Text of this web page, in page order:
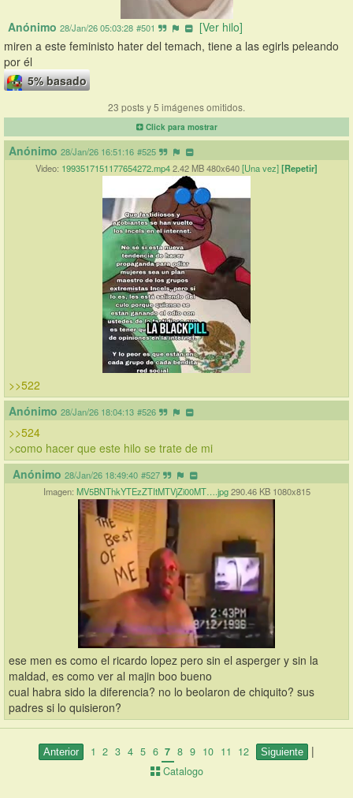
Anónimo 28/Jan/26 05:03:28 #501
[Ver hilo]
miren a este feministo hater del temach, tiene a las egirls peleando
por él
5% basado
23 posts y 5 imágenes omitidos.
Click para mostrar
Anónimo 28/Jan/26 16:51:16 #525
Video: 1993517151177654272.mp42.42 MB 480x640[Una vez][Repetir]
>>522
Anónimo 28/Jan/26 18:04:13 #526
>>524
>como hacer que este hilo se trate de mi
Anónimo 28/Jan/26 18:49:40 #527
Imagen: MV5BNThkYTEzZTItMTVjZi00MT….jpg 290.46 KB 1080x815
ese men es como el ricardo lopez pero sin el asperger y sin la
maldad, es como ver al majin boo bueno
cual habra sido la diferencia? no lo beolaron de chiquito? sus
padres si lo quisieron?
1 2 3 4 5 6 7 8 9 10 11 12 |
Catalogo